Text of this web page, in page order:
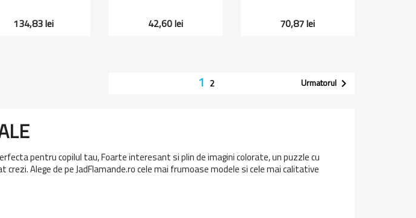
134,83 lei 42,60 lei 70,87 lei
1 2 Urmatorul
pentru copilul tau, Foarte interesant si plin de imagini colorate, un puzzle cu
Alege de pe JadFlamande.ro cele mai frumoase modele si cele mai calitative